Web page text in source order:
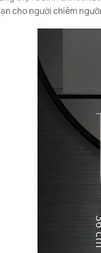
cho người chiêm